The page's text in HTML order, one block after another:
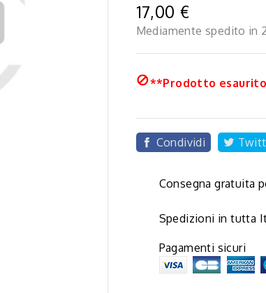
17,00 €
Mediamente spedito in
**Prodotto
Condividi
Consegna gratuita
Spedizioni in tutta
Pagamenti sicuri